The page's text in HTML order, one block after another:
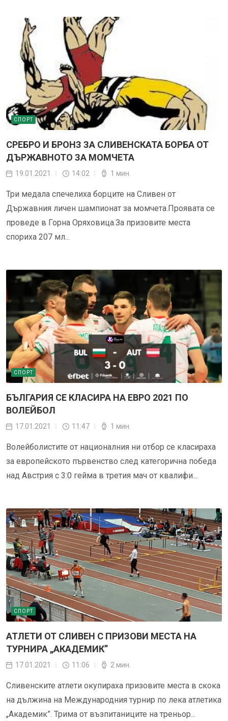
СПОРТ
СРЕБРО И БРОНЗ ЗА СЛИВЕНСКАТА БОРБА ОТ
ДЪРЖАВНОТО ЗА МОМЧЕТА
19.01.2021 14:02 1 мин.
Три медала спечелиха борците на Сливен от
Държавния личен шампионат за момчета.Проявата се
проведе в Горна Оряховица.За призовите места
спориха 207 мл...
СПОРТ
БЪЛГАРИЯ СЕ КЛАСИРА НА ЕВРО 2021 ПО
ВОЛЕЙБОЛ
17.01.2021 11:47 1 мин.
Волейболистите от националния ни отбор се класираха
за европейското първенство след категорична победа
над Австрия с 3:0 гейма в третия мач от квалифи...
СПОРТ
АТЛЕТИ ОТ СЛИВЕН С ПРИЗОВИ МЕСТА НА
ТУРНИРА „АКАДЕМИК”
17.01.2021 11:06 2 мин.
Сливенските атлети окупираха призовите места в скока
на дължина на Международния турнир по лека атлетика
„Академик”. Трима от възпитаниците на треньор...